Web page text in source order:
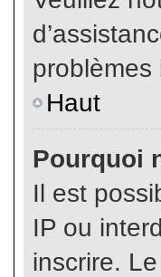
problèmes
Haut
Pourquoi
Il est
IP ou
inscrire.